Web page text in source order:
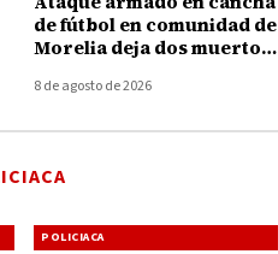
de fútbol en comunidad de
Morelia deja dos muertos
8 de agosto de 2026
POLICIACA